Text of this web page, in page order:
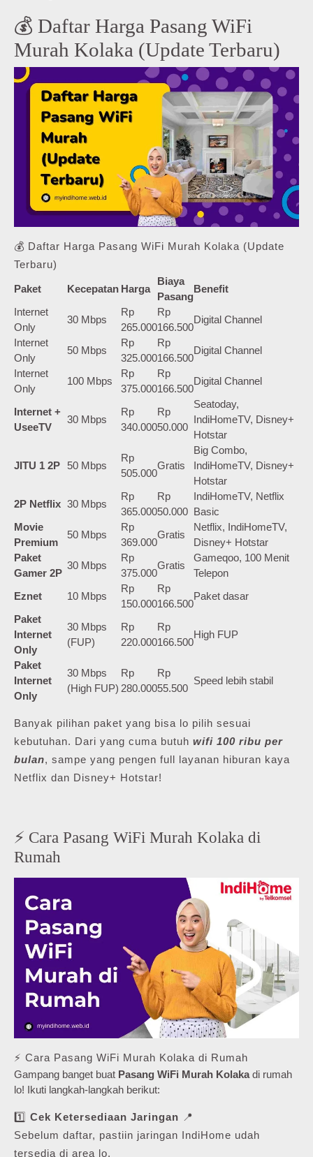
💰 Daftar Harga Pasang WiFi
Murah Kolaka (Update Terbaru)
💰 Daftar Harga Pasang WiFi Murah Kolaka (Update
Terbaru)
Paket Kecepatan Harga
Biaya
Pasang
Benefit
Internet
Only
30 Mbps
Rp
265.000
Rp
166.500
Digital Channel
Internet
Only
50 Mbps
Rp
325.000
Rp
166.500
Digital Channel
Internet
Only
100 Mbps
Rp
375.000
Rp
166.500
Digital Channel
Internet +
UseeTV
30 Mbps
Rp
340.000
Rp
50.000
Seatoday,
IndiHomeTV, Disney+
Hotstar
JITU 1 2P 50 Mbps
Rp
505.000
Gratis
Big Combo,
IndiHomeTV, Disney+
Hotstar
2P Netflix 30 Mbps
Rp
365.000
Rp
50.000
IndiHomeTV, Netflix
Basic
Movie
Premium
50 Mbps
Rp
369.000
Gratis
Netflix, IndiHomeTV,
Disney+ Hotstar
Paket
Gamer 2P
30 Mbps
Rp
375.000
Gratis
Gameqoo, 100 Menit
Telepon
Eznet
10 Mbps
Rp
150.000
Rp
166.500
Paket dasar
Paket
Internet
Only
30 Mbps
(FUP)
Rp
220.000
Rp
166.500
High FUP
Paket
Internet
Only
30 Mbps
(High FUP)
Rp
280.000
Rp
55.500
Speed lebih stabil
Banyak pilihan paket yang bisa lo pilih sesuai
kebutuhan. Dari yang cuma butuh wifi 100 ribu per
bulan, sampe yang pengen full layanan hiburan kaya
Netflix dan Disney+ Hotstar!
⚡ Cara Pasang WiFi Murah Kolaka di
Rumah
⚡ Cara Pasang WiFi Murah Kolaka di Rumah
Gampang banget buat Pasang WiFi Murah Kolakadi rumah
lo! Ikuti langkah-langkah berikut:
1️⃣ Cek Ketersediaan Jaringan 📍
Sebelum daftar, pastiin jaringan IndiHome udah
tersedia di area lo.